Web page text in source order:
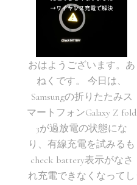
おはようございます。あ
ねくです。 今日は、
Samsungの折りたたみス
マートフォンGalaxy Z fold
3が過放電の状態にな
り、有線充電を試みるも
check battery表示がなさ
れ充電できなくなってし